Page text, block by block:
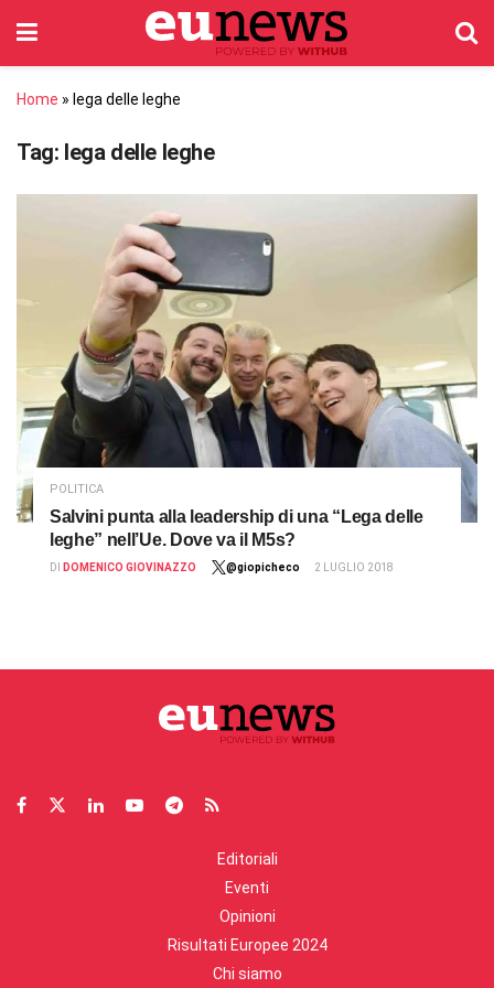
Home » lega delle leghe
Tag: lega delle leghe
POLITICA
Salvini punta alla leadership di una “Lega delle
leghe” nell’Ue. Dove va il M5s?
DI DOMENICO GIOVINAZZO @giopicheco 2 LUGLIO 2018
Editoriali
Eventi
Opinioni
Risultati Europee 2024
Chi siamo